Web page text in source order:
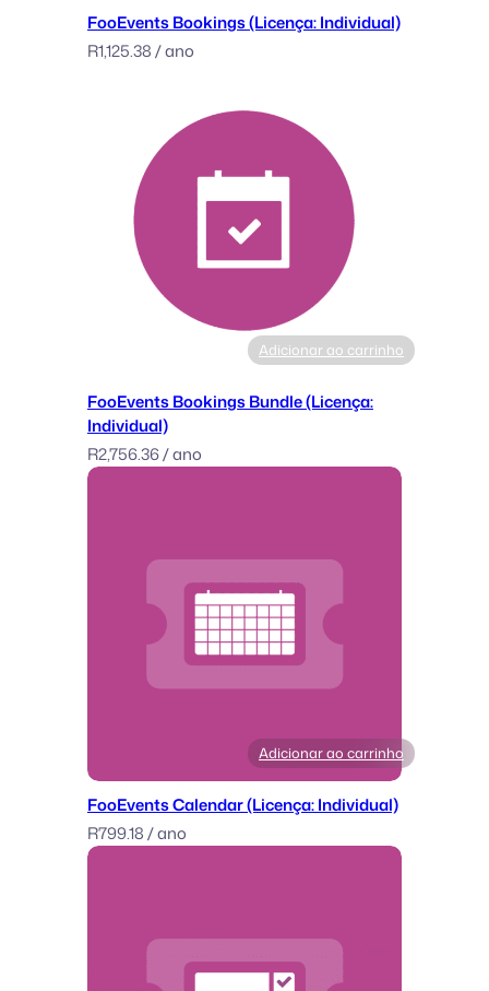
e
:
S
FooEvents Bookings (Licença: Individual)
R1,125.38/ ano
Adicionar ao carrinho
FooEvents Bookings Bundle (Licença:
Individual)
R2,756.36/ ano
Adicionar ao carrinho
FooEvents Calendar (Licença: Individual)
R799.18/ ano